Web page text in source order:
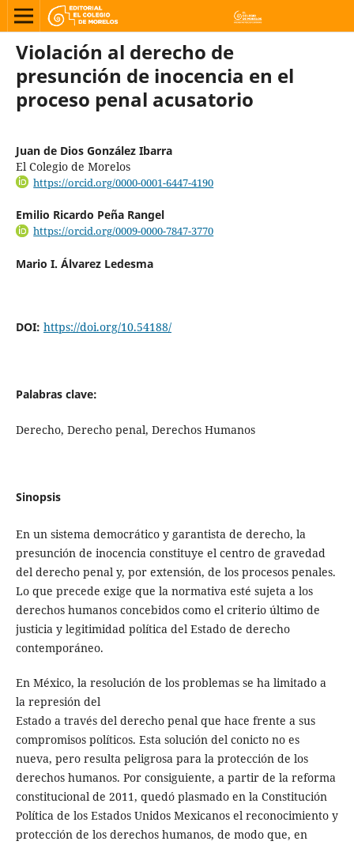
Violación al derecho de
presunción de inocencia en el
proceso penal acusatorio
Juan de Dios González Ibarra
El Colegio de Morelos
https://orcid.org/0000-0001-6447-4190
Emilio Ricardo Peña Rangel
https://orcid.org/0009-0000-7847-3770
Mario I. Álvarez Ledesma
DOI: https://doi.org/10.54188/
Palabras clave:
Derecho, Derecho penal, Derechos Humanos
Sinopsis
En un sistema democrático y garantista de derecho, la
presunción de inocencia constituye el centro de gravedad
del derecho penal y, por extensión, de los procesos penales.
Lo que precede exige que la normativa esté sujeta a los
derechos humanos concebidos como el criterio último de
justicia y legitimidad política del Estado de derecho
contemporáneo.
En México, la resolución de los problemas se ha limitado a
la represión del
Estado a través del derecho penal que hace frente a sus
compromisos políticos. Esta solución del conicto no es
nueva, pero resulta peligrosa para la protección de los
derechos humanos. Por consiguiente, a partir de la reforma
constitucional de 2011, quedó plasmado en la Constitución
Política de los Estados Unidos Mexicanos el reconocimiento y
protección de los derechos humanos, de modo que, en